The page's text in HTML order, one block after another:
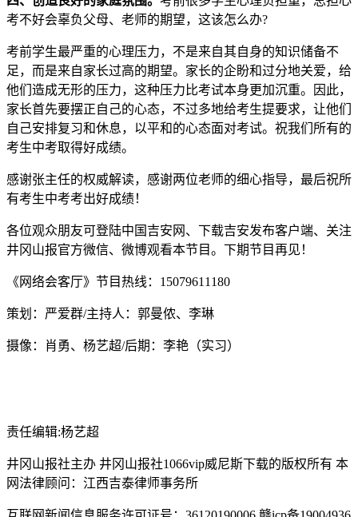
考不好会辜负父母、老师的期望，这该怎么办?
考前学生最严重的心理压力，不是来自其自身的知识储备不
足，而是来自家长过高的期望。家长的企盼和过分地关爱，给
他们造成无形的压力，这种压力比考试本身更加沉重。因此，
家长首先要摆正自己的心态，不过多地给考生提要求，让他们
自己安排复习和休息，以平和的心态面对考试。祝我们所有的
考生中考取得好成绩。
感谢张主任的权威解读，感谢两位老师的细心指导，最后祝所
有考生中考考出好成绩！
各位观众朋友可登陆中国吉安网、下载吉安发布客户端、关注
井冈山报官方微信、微博观看本节目。下期节目再见！
《网络会客厅》节目热线：15079611180
策划：严爱群/主持人：郭曼侬、李琳
摄像：肖勇、杨艺超/后期：李艳（实习）
责任编辑:杨艺超
井冈山报社主办 井冈山报社1066vip威尼斯下载的版权所有 本
网法律顾问：江西吉泰律师事务所